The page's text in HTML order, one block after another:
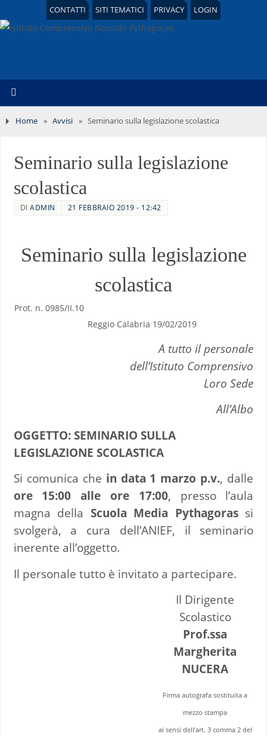
CONTATTI SITI TEMATICI PRIVACY LOGIN
Home » Avvisi » Seminario sulla legislazione scolastica
Seminario sulla legislazione
scolastica
DIADMIN 21 FEBBRAIO 2019 - 12:42
Seminario sulla legislazione
scolastica
Prot. n. 0985/II.10
Reggio Calabria 19/02/2019
A tutto il personale
dell’Istituto Comprensivo
Loro Sede
All’Albo
OGGETTO: SEMINARIO SULLA
LEGISLAZIONE SCOLASTICA
Si comunica che in data 1 marzo p.v., dalle
ore 15:00 alle ore 17:00, presso l’aula
magna della Scuola Media Pythagorassi
svolgerà, a cura dell’ANIEF, il seminario
inerente all’oggetto.
Il personale tutto è invitato a partecipare.
Il Dirigente
Scolastico
Prof.ssa
Margherita
NUCERA
Firma autografa sostituita a
mezzo stampa
ai sensi dell’art. 3 comma 2 del